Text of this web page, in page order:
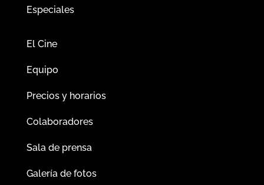
Especiales
El Cine
Equipo
Precios y horarios
Colaboradores
Sala de prensa
Galería de fotos